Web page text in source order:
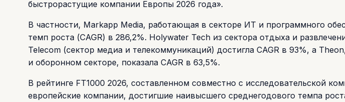
быстрорастущие компании Европы 2026 года».
В частности, Markapp Media, работающая в секторе ИТ и программного
темп роста (CAGR) в 286,2%. Holywater Tech из сектора отдыха и
Telecom (сектор медиа и телекоммуникаций) достигла CAGR в 93%, а
и оборонном секторе, показала CAGR в 63,5%.
В рейтинге FT1000 2026, составленном совместно с исследовательской
европейские компании, достигшие наивысшего среднегодового темпа